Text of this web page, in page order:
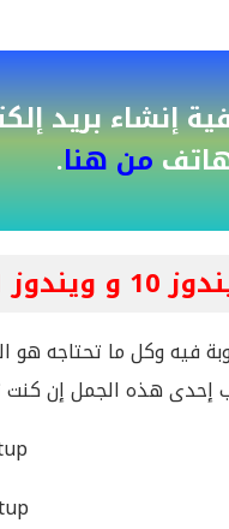
هاتفمن هنا.
أصليه:
فيه وكل ما تحتاجه هو
الجمل إن كنت تريد تحميل